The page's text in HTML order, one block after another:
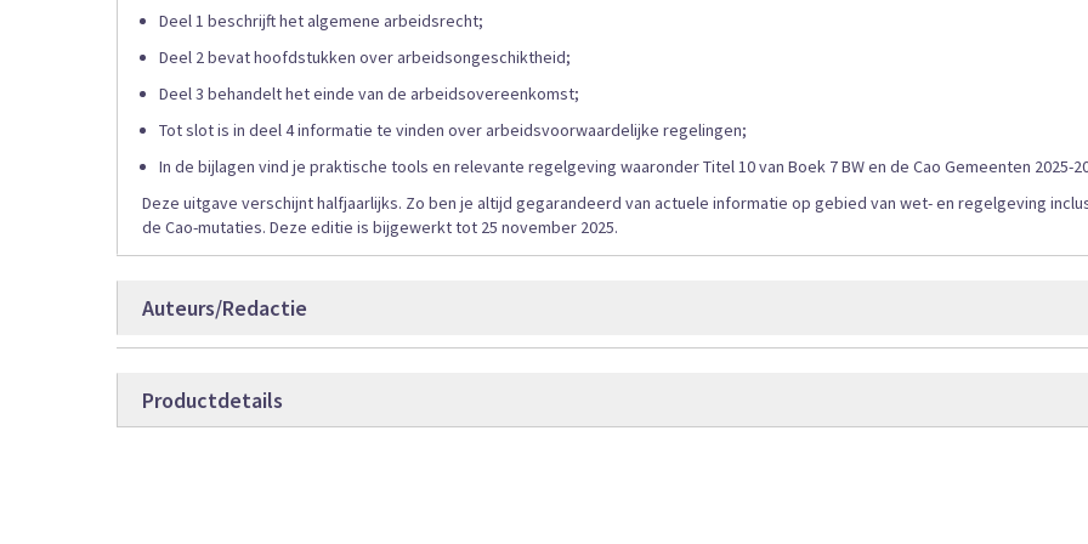
Deel 1 beschrijft het algemene arbeidsrecht;
Deel 2 bevat hoofdstukken over arbeidsongeschiktheid;
Deel 3 behandelt het einde van de arbeidsovereenkomst;
Tot slot is in deel 4 informatie te vinden over arbeidsvoorwaardelijke regelingen;
In de bijlagen vind je praktische tools en relevante regelgeving waaronder Titel 10 van Boek 7 BW en de Cao Gemeenten 2025-
Deze uitgave verschijnt halfjaarlijks. Zo ben je altijd gegarandeerd van actuele informatie op gebied van wet- en regelgeving
de Cao-mutaties. Deze editie is bijgewerkt tot 25 november 2025.
Auteurs/Redactie
Janssen
Productdetails